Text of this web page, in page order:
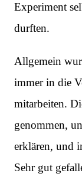
Experiment
durften.
Allgemein
immer in die
mitarbeiten.
genommen,
erklären, und
Sehr gut